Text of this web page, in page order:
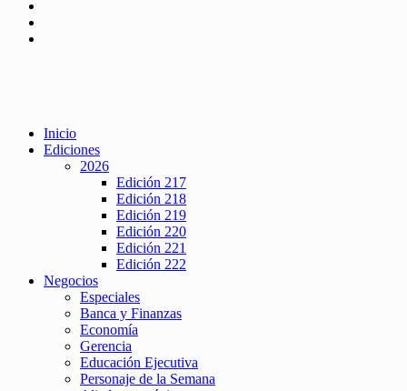
Inicio
Ediciones
2026
Edición 217
Edición 218
Edición 219
Edición 220
Edición 221
Edición 222
Negocios
Especiales
Banca y Finanzas
Economía
Gerencia
Educación Ejecutiva
Personaje de la Semana